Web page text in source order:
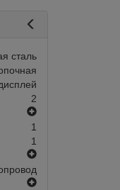
сталь
2
есть
1
1
есть
есть